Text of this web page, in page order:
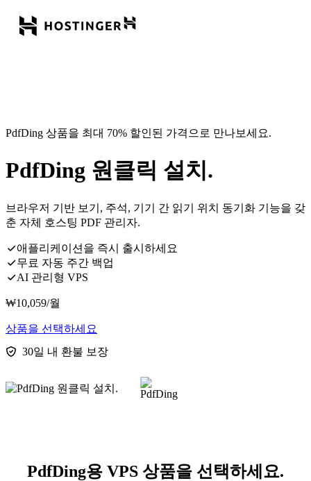
PdfDing 상품을 최대 70% 할인된 가격으로 만나보세요.
PdfDing 원클릭 설치.
브라우저 기반 보기, 주석, 기기 간 읽기 위치 동기화 기능을 갖
춘 자체 호스팅 PDF 관리자.
애플리케이션을 즉시 출시하세요
무료 자동 주간 백업
AI 관리형 VPS
₩10,059/월
상품을 선택하세요
30일 내 환불 보장
PdfDing용 VPS 상품을 선택하세요.